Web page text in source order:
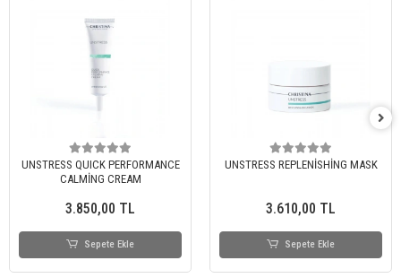
UNSTRESS QUICK PERFORMANCE
CALMİNG CREAM
3.850,00 TL
Sepete Ekle
UNSTRESS REPLENİSHİNG MASK
3.610,00 TL
Sepete Ekle